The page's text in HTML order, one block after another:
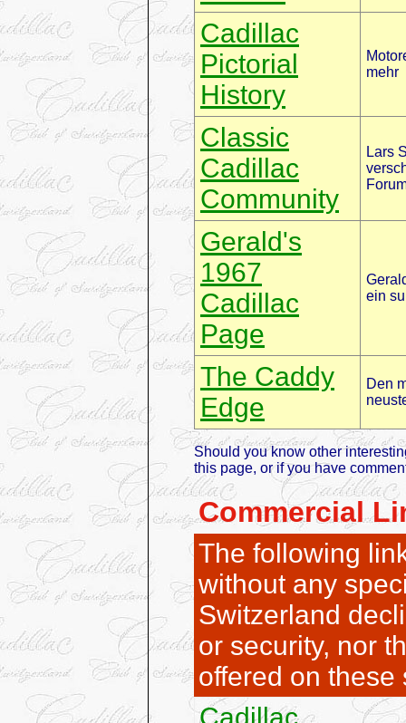
Cadillac
Pictorial
History
mehr
Classic
Cadillac
Community
Lars
Gerald's
1967
Cadillac
Page
ein
The Caddy
Edge
Den
Should you know other
this page, or if you have
Commercial
The following
without any
Switzerland
or security, nor
offered on these